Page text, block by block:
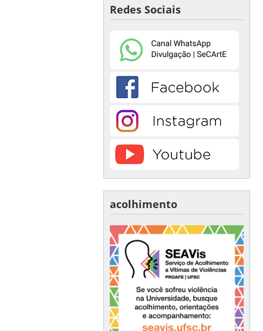
Redes Sociais
acolhimento